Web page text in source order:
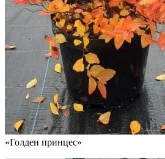
«Голден принцес»